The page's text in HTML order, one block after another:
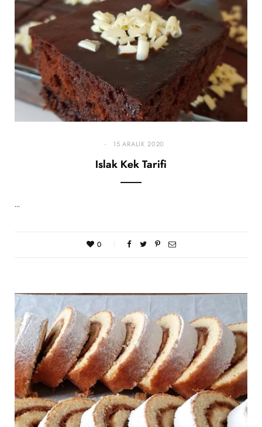
15 ARALIK 2020
Islak Kek Tarifi
…
0